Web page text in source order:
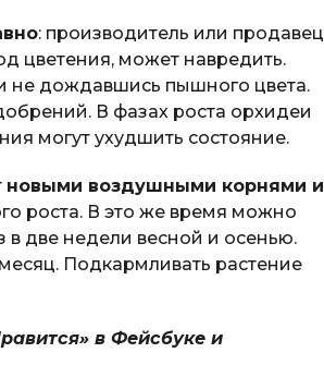
: производитель или продавец
цветения, может навредить.
не дождавшись пышного цвета.
В фазах роста орхидеи
могут ухудшить состояние.
новыми воздушными корнями и
роста. В это же время можно
в две недели весной и осенью.
Подкармливать растение
в Фейсбуке и